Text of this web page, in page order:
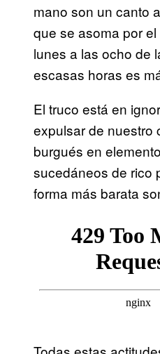
mano son un canto
que se asoma por
lunes a las ocho de
escasas horas es
El truco está en
expulsar de nuestro
burgués en
sucedáneos de rico
forma más barata